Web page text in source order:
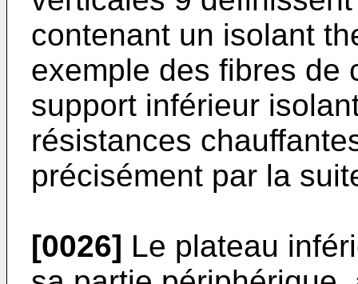
contenant un isolant
exemple des fibres de
support inférieur
résistances
précisément par la
[0026] Le plateau